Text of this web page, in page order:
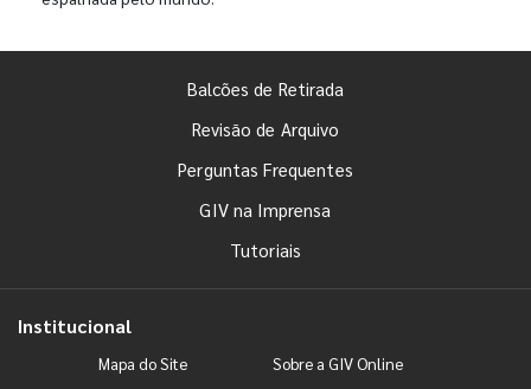
Balcões de Retirada
Revisão de Arquivo
Perguntas Frequentes
GIV na Imprensa
Tutoriais
Institucional
Mapa do Site Sobre a GIV Online